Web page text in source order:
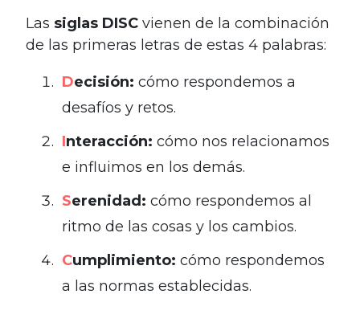
Las siglas DISC vienen de la combinación
de las primeras letras de estas 4 palabras:
Decisión: cómo respondemos a
desafíos y retos.
Interacción: cómo nos relacionamos
e influimos en los demás.
Serenidad: cómo respondemos al
ritmo de las cosas y los cambios.
Cumplimiento: cómo respondemos
a las normas establecidas.